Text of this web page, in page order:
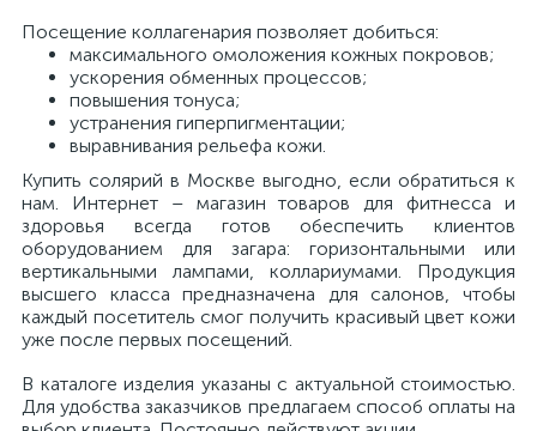
Посещение коллагенария позволяет добиться:
максимального омоложения кожных покровов;
ускорения обменных процессов;
повышения тонуса;
устранения гиперпигментации;
выравнивания рельефа кожи.
Купить солярий в Москве выгодно, если обратиться к
нам. Интернет – магазин товаров для фитнесса и
здоровья всегда готов обеспечить клиентов
оборудованием для загара: горизонтальными или
вертикальными лампами, коллариумами. Продукция
высшего класса предназначена для салонов, чтобы
каждый посетитель смог получить красивый цвет кожи
уже после первых посещений.
В каталоге изделия указаны с актуальной стоимостью.
Для удобства заказчиков предлагаем способ оплаты на